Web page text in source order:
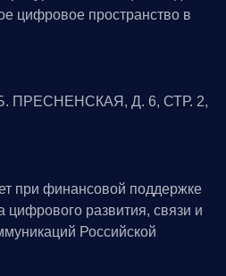
цифровое пространство в
ПРЕСНЕНСКАЯ, Д. 6, СТР. 2,
при финансовой поддержке
цифрового развития, связи и
Российской